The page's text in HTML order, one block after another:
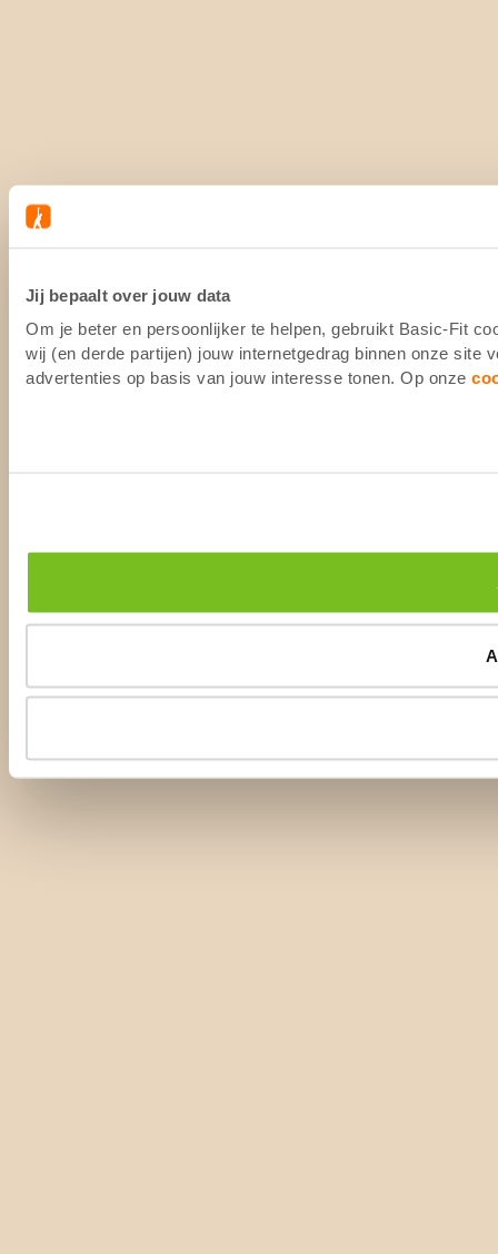
Jij bepaalt over jouw data
Om je beter en persoonlijker te helpen, gebruikt Basic-Fit
wij (en derde partijen) jouw internetgedrag binnen onze site
advertenties op basis van jouw interesse tonen. Op onze